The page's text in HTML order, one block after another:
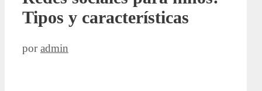
Tipos y características
poradmin